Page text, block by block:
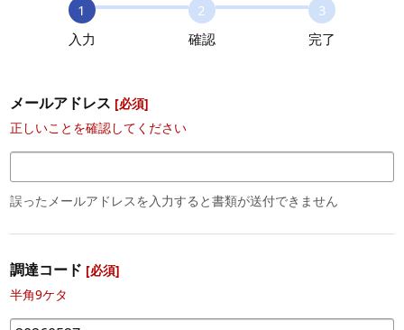
1
入力
2
確認
3
完了
メールアドレス [必須]
正しいことを確認してください
誤ったメールアドレスを入力すると書類が送付できません
調達コード [必須]
半角9ケタ